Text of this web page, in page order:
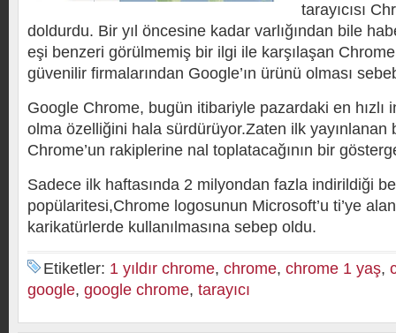
tarayıcısı
doldurdu. Bir yıl öncesine kadar varlığından bile
eşi benzeri görülmemiş bir ilgi ile karşılaşan
güvenilir firmalarından Google’ın ürünü olması
Google Chrome, bugün itibariyle pazardaki en hızlı
olma özelliğini hala sürdürüyor.Zaten ilk yayınlanan
Chrome’un rakiplerine nal toplatacağının bir
Sadece ilk haftasında 2 milyondan fazla indirildiği
popülaritesi,Chrome logosunun Microsoft’u ti’ye
karikatürlerde kullanılmasına sebep oldu.
Etiketler: 1 yıldır chrome, chrome, chrome 1 yaş,
google, google chrome, tarayıcı